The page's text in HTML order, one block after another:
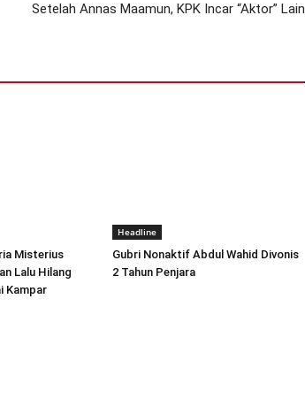
Setelah Annas Maamun, KPK Incar “Aktor” Lain
Misterius
Lalu Hilang
Kampar
Headline
Gubri Nonaktif Abdul Wahid Divonis
2 Tahun Penjara